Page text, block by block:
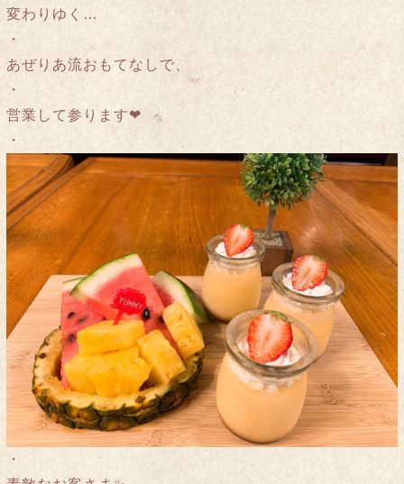
変わりゆく…
・
あぜりあ流おもてなしで、
・
営業して参ります❤︎
・
・